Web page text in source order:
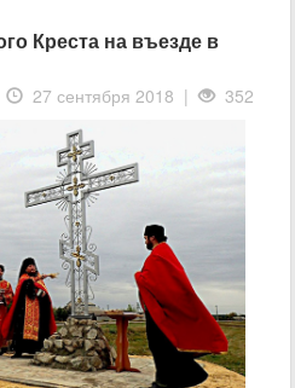
Креста на въезде в
27 сентября 2018 | 352